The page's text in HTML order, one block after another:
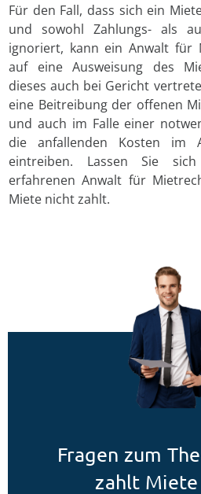
Für den Fall, dass sich ein
und sowohl Zahlungs- als
ignoriert, kann ein Anwalt für
auf eine Ausweisung des
dieses auch bei Gericht
eine Beitreibung der offenen
und auch im Falle einer
die anfallenden Kosten im
eintreiben. Lassen Sie
erfahrenen Anwalt für
Miete nicht zahlt.
Fragen zum
zahlt Miete